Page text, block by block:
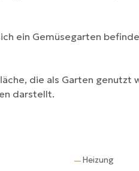
ein Gemüsegarten
die als Garten genutzt
darstellt.
—Heizung